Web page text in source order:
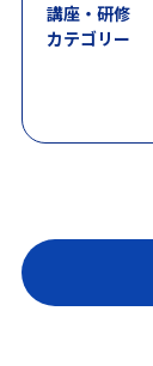
講座・研修
カテゴリー